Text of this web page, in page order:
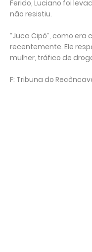
Ferido, Luciano foi
não resistiu.
“Juca Cipó”, como
recentemente. Ele
mulher, tráfico de
F: Tribuna do